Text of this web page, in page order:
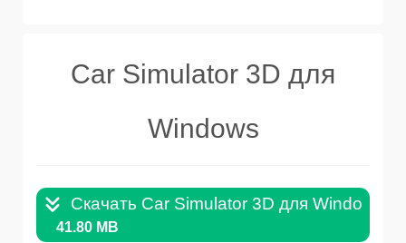
Car Simulator 3D для
Windows
Скачать Car Simulator 3D для Windows
41.80 MB